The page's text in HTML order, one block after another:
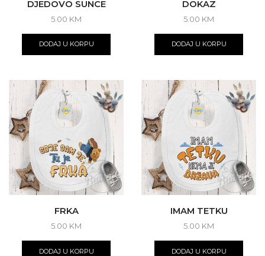
DJEDOVO SUNCE
5.00 KM
DODAJ U KORPU
DOKAZ
5.00 KM
DODAJ U KORPU
FRKA
5.00 KM
DODAJ U KORPU
IMAM TETKU
5.00 KM
DODAJ U KORPU